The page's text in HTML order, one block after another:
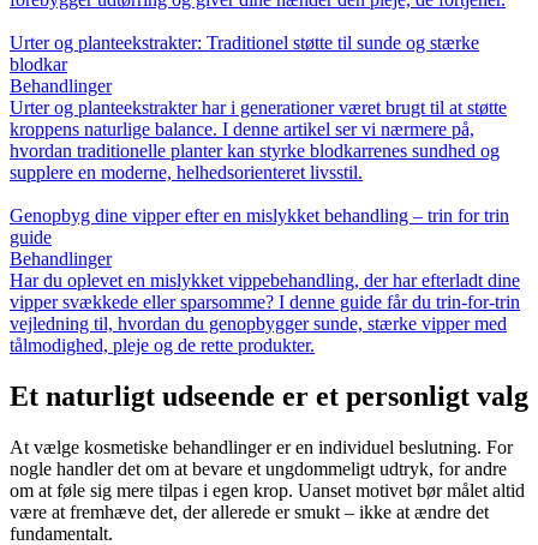
Urter og planteekstrakter: Traditionel støtte til sunde og stærke
blodkar
Behandlinger
Urter og planteekstrakter har i generationer været brugt til at støtte
kroppens naturlige balance. I denne artikel ser vi nærmere på,
hvordan traditionelle planter kan styrke blodkarrenes sundhed og
supplere en moderne, helhedsorienteret livsstil.
Genopbyg dine vipper efter en mislykket behandling – trin for trin
guide
Behandlinger
Har du oplevet en mislykket vippebehandling, der har efterladt dine
vipper svækkede eller sparsomme? I denne guide får du trin-for-trin
vejledning til, hvordan du genopbygger sunde, stærke vipper med
tålmodighed, pleje og de rette produkter.
Et naturligt udseende er et personligt valg
At vælge kosmetiske behandlinger er en individuel beslutning. For
nogle handler det om at bevare et ungdommeligt udtryk, for andre
om at føle sig mere tilpas i egen krop. Uanset motivet bør målet altid
være at fremhæve det, der allerede er smukt – ikke at ændre det
fundamentalt.